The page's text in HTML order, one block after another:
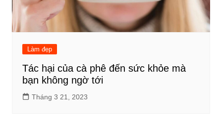
Làm đẹp
Tác hại của cà phê đến sức khỏe mà
bạn không ngờ tới
Tháng 3 21, 2023